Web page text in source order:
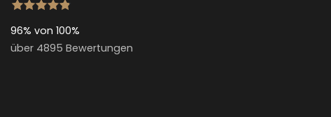
96% von 100%
über 4895 Bewertungen